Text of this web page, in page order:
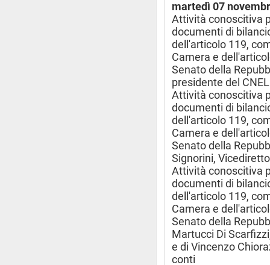
martedì 07
Attività conoscitiva
documenti di
dell'articolo 119,
Camera e
Senato della
presidente del CNEL
Attività conoscitiva
documenti di
dell'articolo 119,
Camera e
Senato della
Signorini,
Attività conoscitiva
documenti di
dell'articolo 119,
Camera e
Senato della
Martucci Di
e di Vincenzo
conti